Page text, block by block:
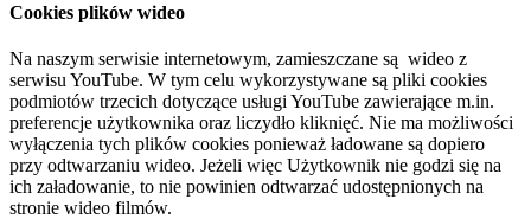
Cookies plików wideo
Na naszym serwisie internetowym, zamieszczane są wideo z
serwisu YouTube. W tym celu wykorzystywane są pliki cookies
podmiotów trzecich dotyczące usługi YouTube zawierające m.in.
preferencje użytkownika oraz liczydło kliknięć. Nie ma możliwości
wyłączenia tych plików cookies ponieważ ładowane są dopiero
przy odtwarzaniu wideo. Jeżeli więc Użytkownik nie godzi się na
ich załadowanie, to nie powinien odtwarzać udostępnionych na
stronie wideo filmów.